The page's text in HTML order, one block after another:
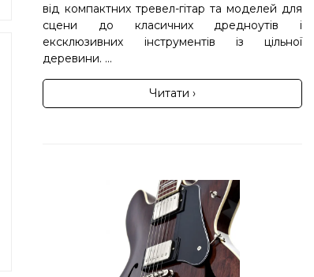
від компактних тревел-гітар та моделей для
сцени до класичних дредноутів і
ексклюзивних інструментів із цільної
деревини. ...
Читати ›